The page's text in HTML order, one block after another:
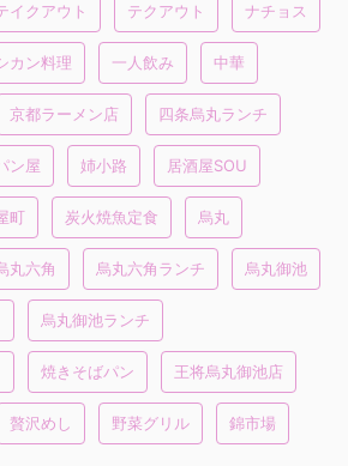
イクアウト テクアウト ナチョス
カン料理 一人飲み 中華
京都ラーメン店 四条烏丸ランチ
ン屋 姉小路 居酒屋SOU
町 炭火焼魚定食 烏丸
丸六角 烏丸六角ランチ 烏丸御池
烏丸御池ランチ
焼きそばパン 王将烏丸御池店
贅沢めし 野菜グリル 錦市場